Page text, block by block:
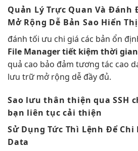
Quản LýTrực Quan Và Đánh
Mở Rộng Dễ Bản Sao Hiển
đánh tối ưu chi giá các bản ổn
File Managertiết kiệm thời gian
quả cao bảo đảm tương tác cao
lưu trữmở rộng dễ đầy đủ.
Sao lưuthân thiện qua SSH
bạn liên tục cải thiện
Sử DụngTức Thì Lệnh Để Chi
Data